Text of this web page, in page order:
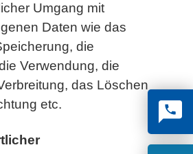
Umgang mit
Daten wie das
die
Verwendung, die
das Löschen
etc.